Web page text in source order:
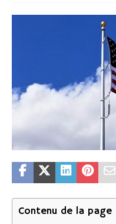
Contenu de la page